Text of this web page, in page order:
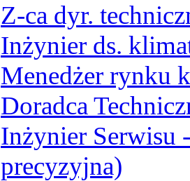
Z-ca dyr.
Inżynier ds.
Menedżer rynku
Doradca
Inżynier Serwisu
precyzyjna)